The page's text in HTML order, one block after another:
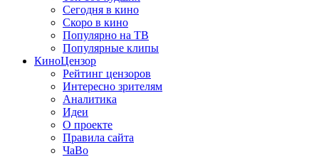
Сегодня в кино
Скоро в кино
Популярно на ТВ
Популярные клипы
КиноЦензор
Рейтинг цензоров
Интересно зрителям
Аналитика
Идеи
О проекте
Правила сайта
ЧаВо